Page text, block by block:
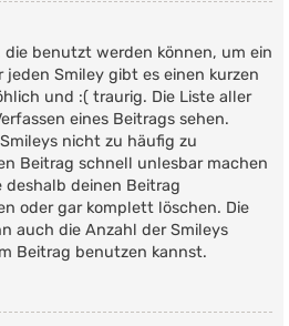
die benutzt werden können, um ein
Smiley gibt es einen kurzen
und :( traurig. Die Liste aller
eines Beitrags sehen.
nicht zu häufig zu
Beitrag schnell unlesbar machen
deshalb deinen Beitrag
oder gar komplett löschen. Die
auch die Anzahl der Smileys
Beitrag benutzen kannst.